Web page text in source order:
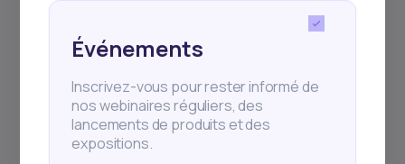
How to Invest in Stocks invest in africa
investing in africa Nigeria
personal finance
Quelle somme faut-il pour investir en Bourse ?
Événements
Inscrivez-vous pour rester informé de
nos webinaires réguliers, des
lancements de produits et des
expositions.